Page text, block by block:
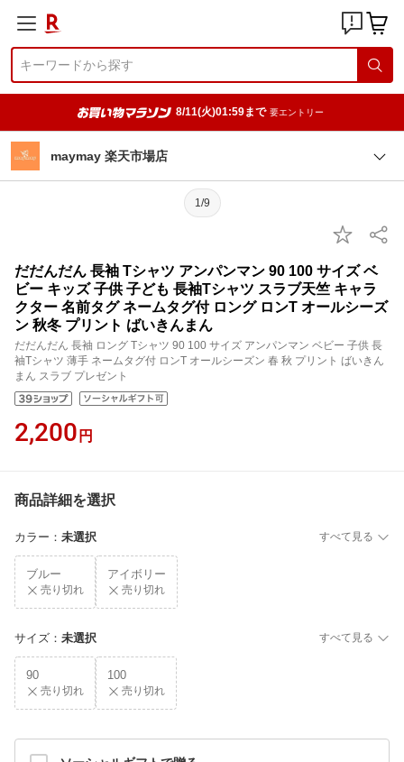
8/11(火)01:59まで 要エントリー
maymay 楽天市場店
1/9
だだんだん 長袖 Tシャツ アンパンマン 90 100 サイズ ベ
ビー キッズ 子供 子ども 長袖Tシャツ スラブ天竺 キャラ
クター 名前タグ ネームタグ付 ロング ロンT オールシーズ
ン 秋冬 プリント ばいきんまん
だだんだん 長袖 ロング Tシャツ 90 100 サイズ アンパンマン ベビー 子供 長
袖Tシャツ 薄手 ネームタグ付 ロンT オールシーズン 春 秋 プリント ばいきん
まん スラブ プレゼント
2,200 円
商品詳細を選択
カラー ： 未選択 すべて見る
ブルー
売り切れ
アイボリー
売り切れ
サイズ ： 未選択 すべて見る
90
売り切れ
100
売り切れ